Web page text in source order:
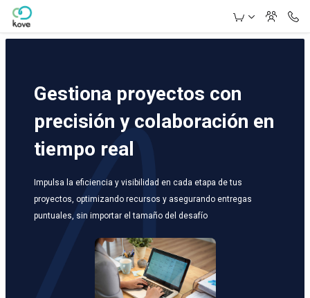
Skip to Main Content
Gestiona proyectos con
precisión y colaboración en
tiempo real
Impulsa la eficiencia y visibilidad en cada etapa de tus
proyectos, optimizando recursos y asegurando entregas
puntuales, sin importar el tamaño del desafío